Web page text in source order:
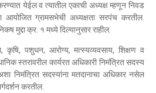
येईल व त्यातील एकाची अध्यक्ष म्हणून निवड
आयोजित ग्रामसभेची अध्यक्षता सरपंच करतील.
मुद्दा क्र. १ मध्ये दिल्यानुसार राहील.
पशुधन, आरोग्य, मत्स्यव्यवसाय, शिक्षण व
स्तरावरील कार्यरत अधिकारी निमंत्रित सदस्य
निमंत्रित सदस्यांना मतदानाचा अधिकार नसेल
करतील.